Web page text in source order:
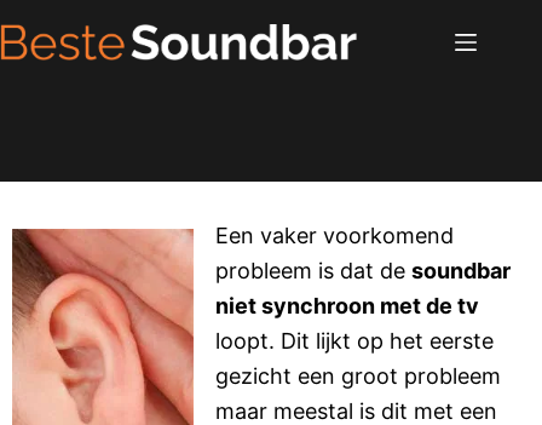
Een vaker voorkomend
probleem is dat de soundbar
niet synchroon met de tv
loopt. Dit lijkt op het eerste
gezicht een groot probleem
maar meestal is dit met een